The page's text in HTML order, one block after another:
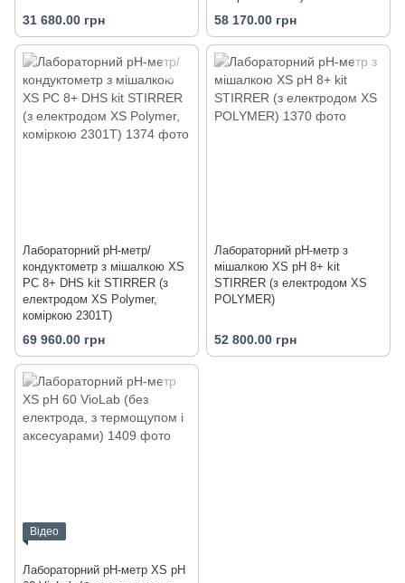
31 680.00 грн 58 170.00 грн
Лабораторний pH-метр/
кондуктометр з мішалкою XS
PC 8+ DHS kit STIRRER (з
електродом XS Polymer,
коміркою 2301T)
69 960.00 грн
Лабораторний pH-метр з
мішалкою XS pH 8+ kit
STIRRER (з електродом XS
POLYMER)
52 800.00 грн
Відео
Лабораторний pH-метр XS pH